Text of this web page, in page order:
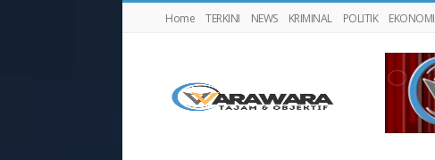
Home TERKINI NEWS KRIMINAL POLITIK EKONOMI